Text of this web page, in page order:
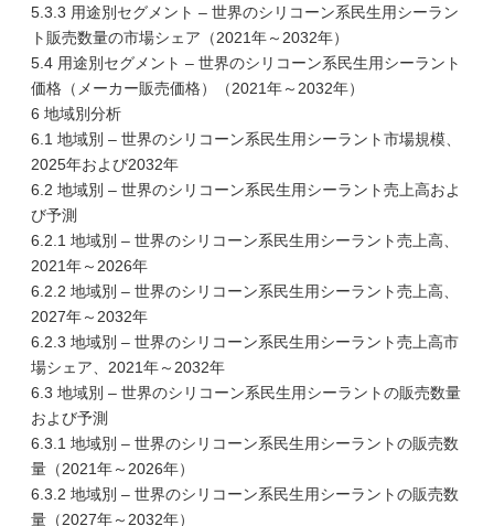
5.3.3 用途別セグメント – 世界のシリコーン系民生用シーラン
ト販売数量の市場シェア（2021年～2032年）
5.4 用途別セグメント – 世界のシリコーン系民生用シーラント
価格（メーカー販売価格）（2021年～2032年）
6 地域別分析
6.1 地域別 – 世界のシリコーン系民生用シーラント市場規模、
2025年および2032年
6.2 地域別 – 世界のシリコーン系民生用シーラント売上高およ
び予測
6.2.1 地域別 – 世界のシリコーン系民生用シーラント売上高、
2021年～2026年
6.2.2 地域別 – 世界のシリコーン系民生用シーラント売上高、
2027年～2032年
6.2.3 地域別 – 世界のシリコーン系民生用シーラント売上高市
場シェア、2021年～2032年
6.3 地域別 – 世界のシリコーン系民生用シーラントの販売数量
および予測
6.3.1 地域別 – 世界のシリコーン系民生用シーラントの販売数
量（2021年～2026年）
6.3.2 地域別 – 世界のシリコーン系民生用シーラントの販売数
量（2027年～2032年）